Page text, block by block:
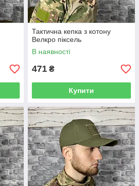
Тактична кепка з котону
Велкро піксель
В наявності
471 ₴
Купити